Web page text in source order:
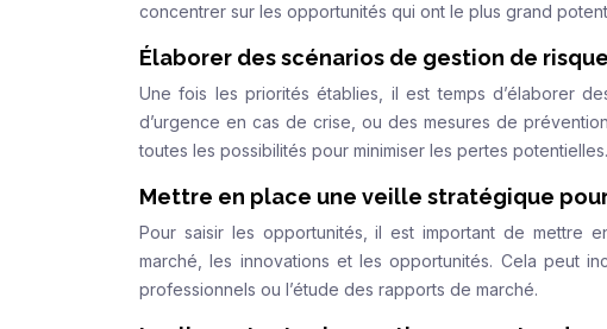
concentrer sur les opportunités qui ont le plus grand
Élaborer des scénarios de gestion de
Une fois les priorités établies, il est temps d’élaborer
d’urgence en cas de crise, ou des mesures de
toutes les possibilités pour minimiser les pertes potentielles.
Mettre en place une veille stratégique
Pour saisir les opportunités, il est important de mettre
marché, les innovations et les opportunités. Cela peut
professionnels ou l’étude des rapports de marché.